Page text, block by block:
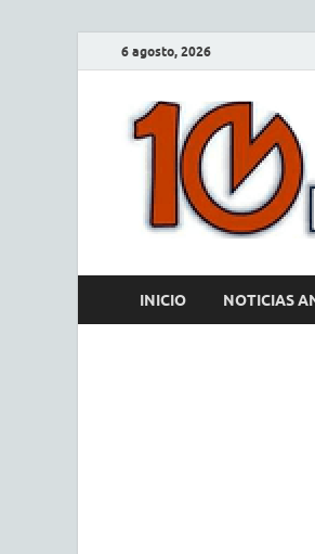
6 agosto, 2026
INICIO NOTICIAS